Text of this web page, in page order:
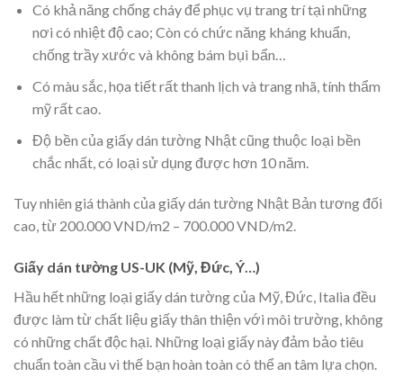
Có khả năng chống cháy để phục vụ trang trí tại những
nơi có nhiệt độ cao; Còn có chức năng kháng khuẩn,
chống trầy xước và không bám bụi bẩn…
Có màu sắc, họa tiết rất thanh lịch và trang nhã, tính thẩm
mỹ rất cao.
Độ bền của giấy dán tường Nhật cũng thuộc loại bền
chắc nhất, có loại sử dụng được hơn 10 năm.
Tuy nhiên giá thành của giấy dán tường Nhật Bản tương đối
cao, từ 200.000 VND/m2 – 700.000 VND/m2.
Giấy dán tường US-UK (Mỹ, Đức, Ý…)
Hầu hết những loại giấy dán tường của Mỹ, Đức, Italia đều
được làm từ chất liệu giấy thân thiện với môi trường, không
có những chất độc hại. Những loại giấy này đảm bảo tiêu
chuẩn toàn cầu vì thế bạn hoàn toàn có thể an tâm lựa chọn.